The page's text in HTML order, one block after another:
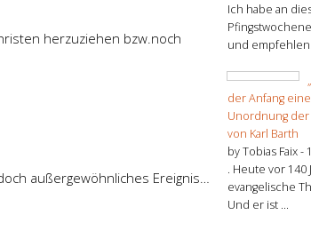
herzuziehen bzw.noch
außergewöhnliches Ereignis…
Ich habe an
und
der Anfang
Unordnung der
von Karl Barth
by Tobias Faix -
. Heute vor
evangelische
Und er ist ...